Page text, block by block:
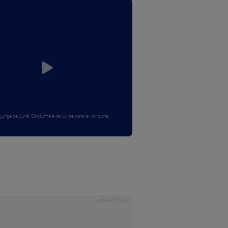
pe Lună. Costumele de lux pe care le vor purta